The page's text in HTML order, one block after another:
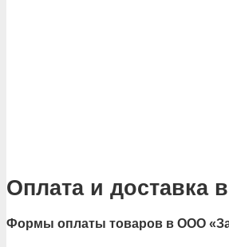
Оплата и доставка
Формы оплаты товаров в ООО